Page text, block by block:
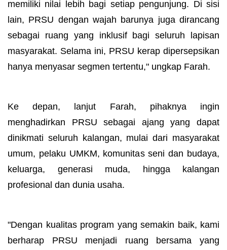
memiliki nilai lebih bagi setiap pengunjung. Di sisi
lain, PRSU dengan wajah barunya juga dirancang
sebagai ruang yang inklusif bagi seluruh lapisan
masyarakat. Selama ini, PRSU kerap dipersepsikan
hanya menyasar segmen tertentu," ungkap Farah.
Ke depan, lanjut Farah, pihaknya ingin
menghadirkan PRSU sebagai ajang yang dapat
dinikmati seluruh kalangan, mulai dari masyarakat
umum, pelaku UMKM, komunitas seni dan budaya,
keluarga, generasi muda, hingga kalangan
profesional dan dunia usaha.
"Dengan kualitas program yang semakin baik, kami
berharap PRSU menjadi ruang bersama yang